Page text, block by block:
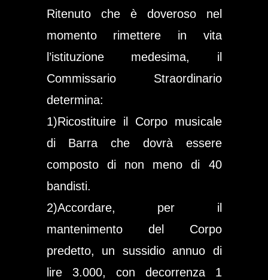
Ritenuto che è doveroso nel
momento rimettere in vita
l’istituzione medesima, il
Commissario Straordinario
determina:
1)Ricostituire il Corpo musicale
di Barra che dovrà essere
composto di non meno di 40
bandisti.
2)Accordare, per il
mantenimento del Corpo
predetto, un sussidio annuo di
lire 3.000, con decorrenza 1